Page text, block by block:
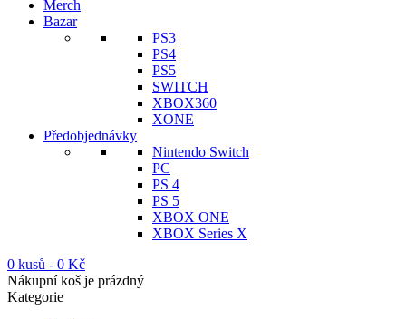
Merch
Bazar
PS3
PS4
PS5
SWITCH
XBOX360
XONE
Předobjednávky
Nintendo Switch
PC
PS 4
PS 5
XBOX ONE
XBOX Series X
0 kusů - 0 Kč
Nákupní koš je prázdný
Kategorie